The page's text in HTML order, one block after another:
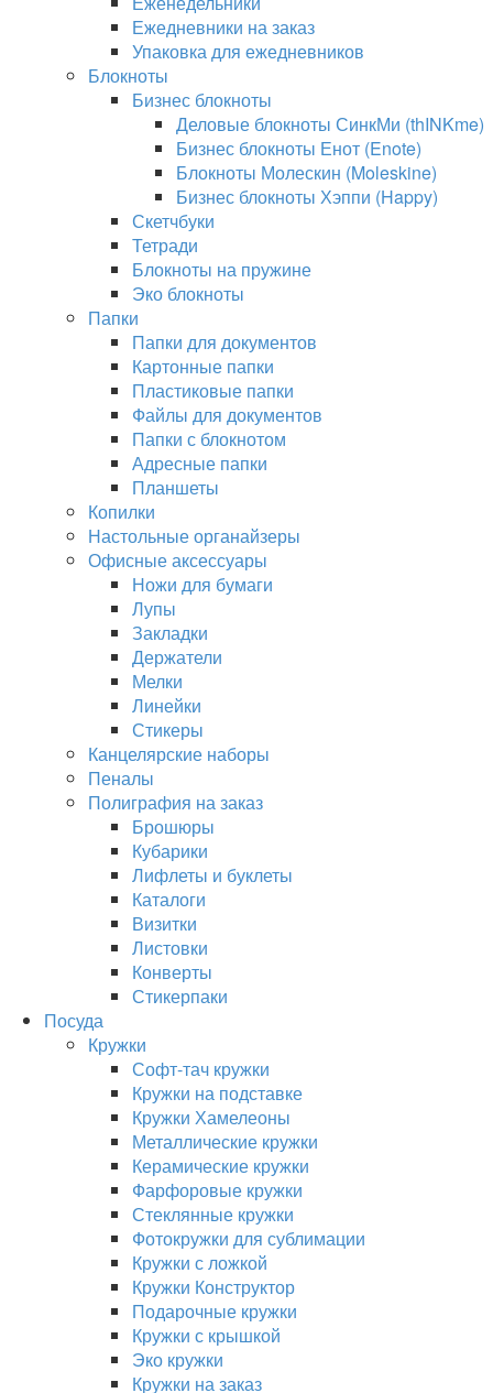
Ежедневники на заказ
Упаковка для ежедневников
Блокноты
Бизнес блокноты
Деловые блокноты СинкМи (thINKme)
Бизнес блокноты Енот (Enote)
Блокноты Молескин (Moleskine)
Бизнес блокноты Хэппи (Happy)
Скетчбуки
Тетради
Блокноты на пружине
Эко блокноты
Папки
Папки для документов
Картонные папки
Пластиковые папки
Файлы для документов
Папки с блокнотом
Адресные папки
Планшеты
Копилки
Настольные органайзеры
Офисные аксессуары
Ножи для бумаги
Лупы
Закладки
Держатели
Мелки
Линейки
Стикеры
Канцелярские наборы
Пеналы
Полиграфия на заказ
Брошюры
Кубарики
Лифлеты и буклеты
Каталоги
Визитки
Листовки
Конверты
Стикерпаки
Посуда
Кружки
Софт-тач кружки
Кружки на подставке
Кружки Хамелеоны
Металлические кружки
Керамические кружки
Фарфоровые кружки
Стеклянные кружки
Фотокружки для сублимации
Кружки с ложкой
Кружки Конструктор
Подарочные кружки
Кружки с крышкой
Эко кружки
Кружки на заказ